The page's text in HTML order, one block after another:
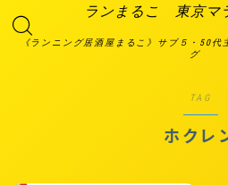
ランまるこ 東京マ
《ランニング居酒屋まるこ》サブ５・50
グ
TAG
ホクレ